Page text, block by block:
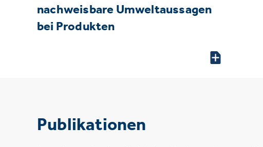
nachweisbare Umweltaussagen
bei Produkten
Publikationen